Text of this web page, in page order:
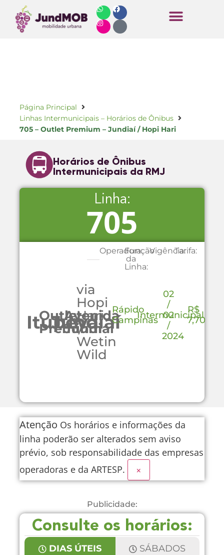
Página Principal
Linhas Intermunicipais – Horários de Ônibus
705 – Outlet Premium – Jundiaí / Hopi Hari
Horários de Ônibus
Intermunicipais da RMJ
Linha:
705
Itupeva
Outlet
Premium
Jundiaí
Avenida
Jundiaí
via
Hopi
Hari
/
Wetin
Wild
Operadora:
Função
da
Linha:
Vigência:Tarifa:
Rápido
CampinasIntermunicipal
02
/
02
/
2024
R$
7,70
Atenção Os horários e informações da
linha poderão ser alterados sem aviso
prévio, sob responsabilidade das empresas
operadoras e da ARTESP.
×
Publicidade:
Consulte os horários:
DIAS ÚTEIS SÁBADOS